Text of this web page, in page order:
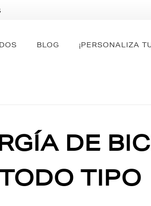
BLOG ¡PERSONALIZA
DE
TIPO